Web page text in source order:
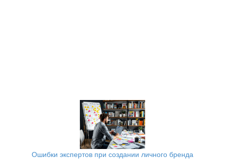
Ошибки экспертов при создании личного бренда